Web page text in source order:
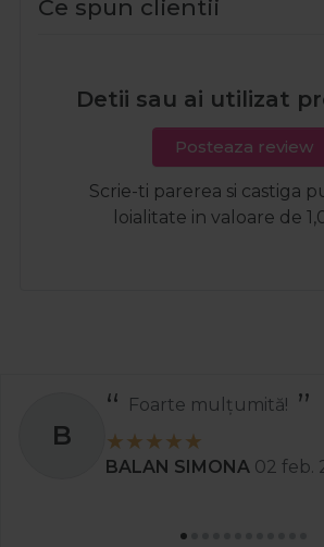
Ce spun clientii
Detii sau ai utilizat
Posteaza review
Scrie-ti parerea si castiga
loialitate in valoare de
B
Foarte mulțumită!
BALAN SIMONA 02 feb.